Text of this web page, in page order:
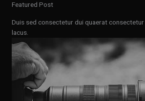
Featured Post
Duis sed consectetur dui quaerat
lacus.